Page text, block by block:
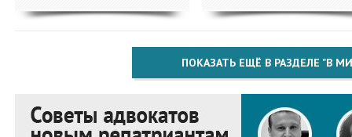
ПОКАЗАТЬ ЕЩЁ В РАЗДЕЛЕ "В